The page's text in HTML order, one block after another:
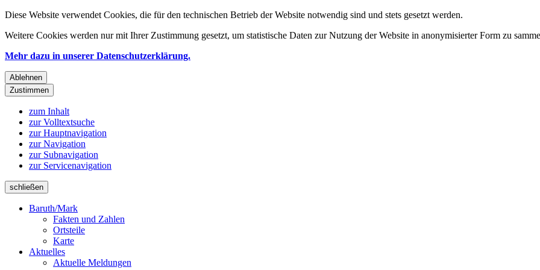
Diese Website verwendet Cookies, die für den technischen Betrieb der Website notwendig sind und stets gesetzt werden.
Weitere Cookies werden nur mit Ihrer Zustimmung gesetzt, um statistische Daten zur Nutzung der Website in anonymisierter Form zu
Mehr dazu in unserer Datenschutzerklärung.
Ablehnen
Zustimmen
zum Inhalt
zur Volltextsuche
zur Hauptnavigation
zur Navigation
zur Subnavigation
zur Servicenavigation
schließen
Baruth/Mark
Fakten und Zahlen
Ortsteile
Karte
Aktuelles
Aktuelle Meldungen